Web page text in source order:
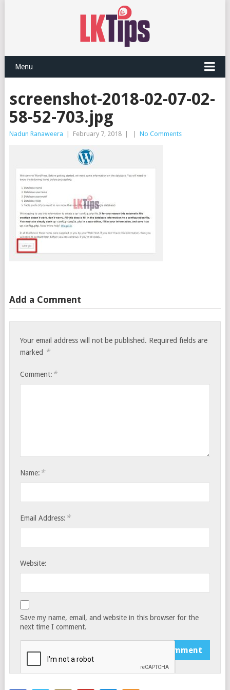
Menu
screenshot-2018-02-07-02-
58-52-703.jpg
Nadun Ranaweera February 7, 2018 No Comments
Add a Comment
Your email address will not be published. Required fields are
marked *
Comment: *
Name: *
Email Address: *
Website:
Save my name, email, and website in this browser for the
next time I comment.